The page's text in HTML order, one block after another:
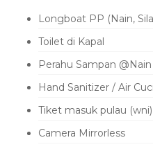
Longboat PP (Nain,
Toilet di Kapal
Perahu Sampan @Nain
Hand Sanitizer / Air
Tiket masuk pulau (wni)
Camera Mirrorless